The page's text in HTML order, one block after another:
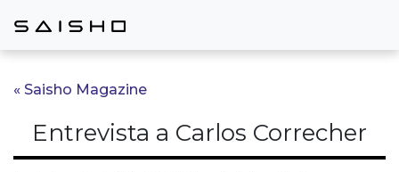
« Saisho Magazine
Entrevista a Carlos Correcher